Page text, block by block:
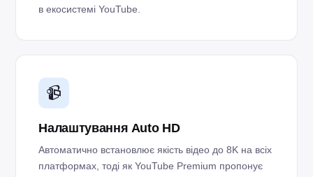
в екосистемі YouTube.
📹
Налаштування Auto HD
Автоматично встановлює якість відео до 8K на всіх
платформах, тоді як YouTube Premium пропонує